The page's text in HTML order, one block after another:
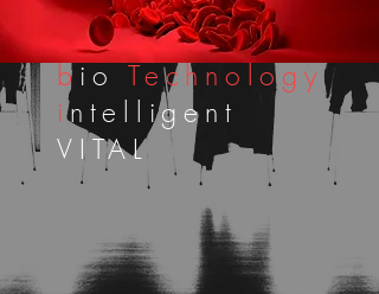
bioTechnology
intelligent
VITAL